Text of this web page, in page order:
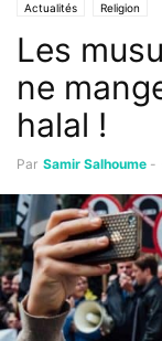
Actualités Religion
Les
ne
halal !
Par Samir Salhoume -